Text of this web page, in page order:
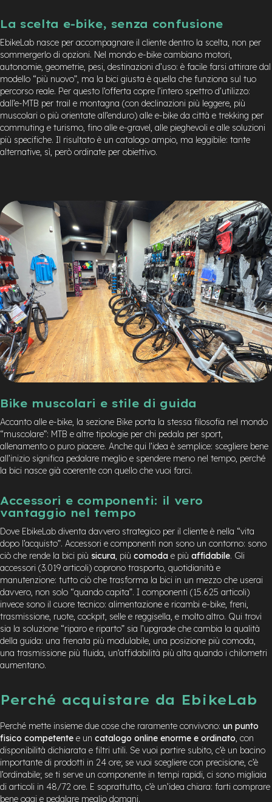
La scelta e-bike, senza confusione
EbikeLab nasce per accompagnare il cliente dentro la scelta, non per
sommergerlo di opzioni. Nel mondo e-bike cambiano motori,
autonomie, geometrie, pesi, destinazioni d’uso: è facile farsi attirare dal
modello “più nuovo”, ma la bici giusta è quella che funziona sul tuo
percorso reale. Per questo l’offerta copre l’intero spettro d’utilizzo:
dall’e-MTB per trail e montagna (con declinazioni più leggere, più
muscolari o più orientate all’enduro) alle e-bike da città e trekking per
commuting e turismo, fino alle e-gravel, alle pieghevoli e alle soluzioni
più specifiche. Il risultato è un catalogo ampio, ma leggibile: tante
alternative, sì, però ordinate per obiettivo.
Bike muscolari e stile di guida
Accanto alle e-bike, la sezione Bike porta la stessa filosofia nel mondo
“muscolare”: MTB e altre tipologie per chi pedala per sport,
allenamento o puro piacere. Anche qui l’idea è semplice: scegliere bene
all’inizio significa pedalare meglio e spendere meno nel tempo, perché
la bici nasce già coerente con quello che vuoi farci.
Accessori e componenti: il vero
vantaggio nel tempo
Dove EbikeLab diventa davvero strategico per il cliente è nella “vita
dopo l’acquisto”. Accessori e componenti non sono un contorno: sono
ciò che rende la bici più sicura, più comoda e più affidabile. Gli
accessori (3.019 articoli) coprono trasporto, quotidianità e
manutenzione: tutto ciò che trasforma la bici in un mezzo che userai
davvero, non solo “quando capita”. I componenti (15.625 articoli)
invece sono il cuore tecnico: alimentazione e ricambi e-bike, freni,
trasmissione, ruote, cockpit, selle e reggisella, e molto altro. Qui trovi
sia la soluzione “riparo e riparto” sia l’upgrade che cambia la qualità
della guida: una frenata più modulabile, una posizione più comoda,
una trasmissione più fluida, un’affidabilità più alta quando i chilometri
aumentano.
Perché acquistare da EbikeLab
Perché mette insieme due cose che raramente convivono: un punto
fisico competente e un catalogo online enorme e ordinato, con
disponibilità dichiarata e filtri utili. Se vuoi partire subito, c’è un bacino
importante di prodotti in 24 ore; se vuoi scegliere con precisione, c’è
l’ordinabile; se ti serve un componente in tempi rapidi, ci sono migliaia
di articoli in 48/72 ore. E soprattutto, c’è un’idea chiara: farti comprare
bene oggi e pedalare meglio domani.